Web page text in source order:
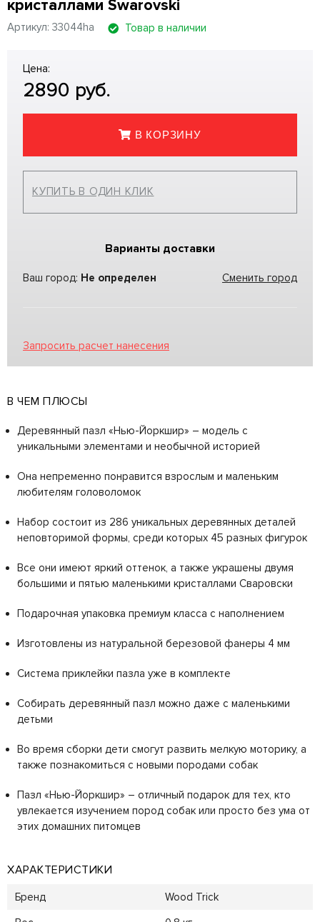
кристаллами Swarovski
Артикул: 33044ha Товар в наличии
Цена:
2890 руб.
В КОРЗИНУ
КУПИТЬ В ОДИН КЛИК
Варианты доставки
Ваш город: Не определен Сменить город
Запросить расчет нанесения
В ЧЕМ ПЛЮСЫ
Деревянный пазл «Нью-Йоркшир» – модель с
уникальными элементами и необычной историей
Она непременно понравится взрослым и маленьким
любителям головоломок
Набор состоит из 286 уникальных деревянных деталей
неповторимой формы, среди которых 45 разных фигурок
Все они имеют яркий оттенок, а также украшены двумя
большими и пятью маленькими кристаллами Сваровски
Подарочная упаковка премиум класса с наполнением
Изготовлены из натуральной березовой фанеры 4 мм
Система приклейки пазла уже в комплекте
Собирать деревянный пазл можно даже с маленькими
детьми
Во время сборки дети смогут развить мелкую моторику, а
также познакомиться с новыми породами собак
Пазл «Нью-Йоркшир» – отличный подарок для тех, кто
увлекается изучением пород собак или просто без ума от
этих домашних питомцев
ХАРАКТЕРИСТИКИ
Бренд
Wood Trick